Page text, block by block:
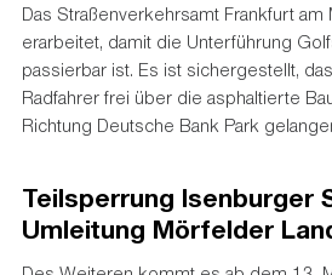
Das Straßenverkehrsamt Frankfurt am
erarbeitet, damit die Unterführung
passierbar ist. Es ist sichergestellt,
Radfahrer frei über die asphaltierte
Richtung Deutsche Bank Park
Teilsperrung Isenburger
Umleitung Mörfelder